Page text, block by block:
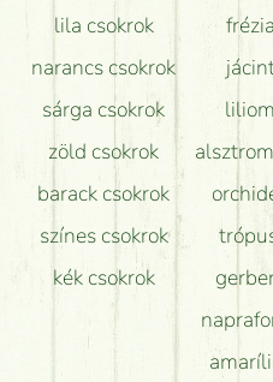
lila csokrok
narancs csokrok
sárga csokrok
zöld csokrok
barack csokrok
színes csokrok
kék csokrok